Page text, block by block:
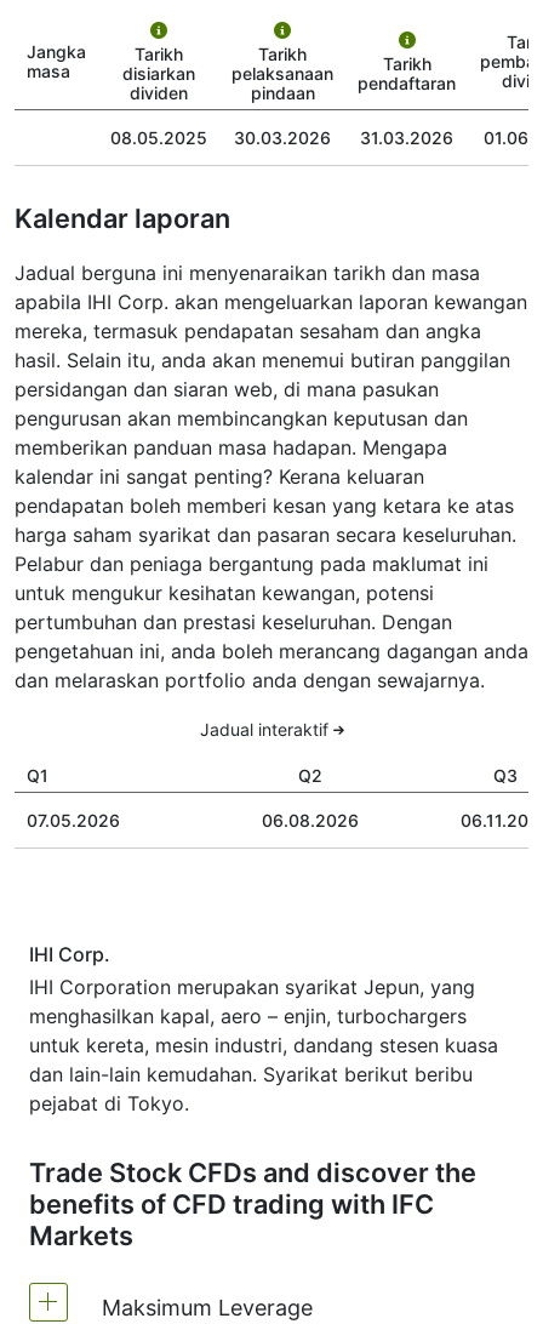
Jangka
masa
Tarikh
disiarkan
dividen
Tarikh
pelaksanaan
pindaan
Tarikh
pendaftaran
08.05.2025 30.03.2026 31.03.2026
Kalendar laporan
Jadual berguna ini menyenaraikan tarikh dan masa
apabila IHI Corp. akan mengeluarkan laporan kewangan
mereka, termasuk pendapatan sesaham dan angka
hasil. Selain itu, anda akan menemui butiran panggilan
persidangan dan siaran web, di mana pasukan
pengurusan akan membincangkan keputusan dan
memberikan panduan masa hadapan. Mengapa
kalendar ini sangat penting? Kerana keluaran
pendapatan boleh memberi kesan yang ketara ke atas
harga saham syarikat dan pasaran secara keseluruhan.
Pelabur dan peniaga bergantung pada maklumat ini
untuk mengukur kesihatan kewangan, potensi
pertumbuhan dan prestasi keseluruhan. Dengan
pengetahuan ini, anda boleh merancang dagangan anda
dan melaraskan portfolio anda dengan sewajarnya.
Jadual interaktif
Q1 Q2 Q3
07.05.2026 06.08.2026
IHI Corp.
IHI Corporation merupakan syarikat Jepun, yang
menghasilkan kapal, aero – enjin, turbochargers
untuk kereta, mesin industri, dandang stesen kuasa
dan lain-lain kemudahan. Syarikat berikut beribu
pejabat di Tokyo.
Trade Stock CFDs and discover the
benefits of CFD trading with IFC
Markets
Maksimum Leverage